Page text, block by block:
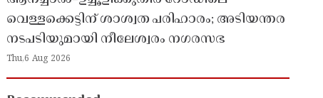
വെള്ളക്കെട്ടിന് ശാശ്വത പരിഹാരം; അടിയന്തര
നടപടിയുമായി നീലേശ്വരം നഗരസഭ
Thu,6 Aug 2026